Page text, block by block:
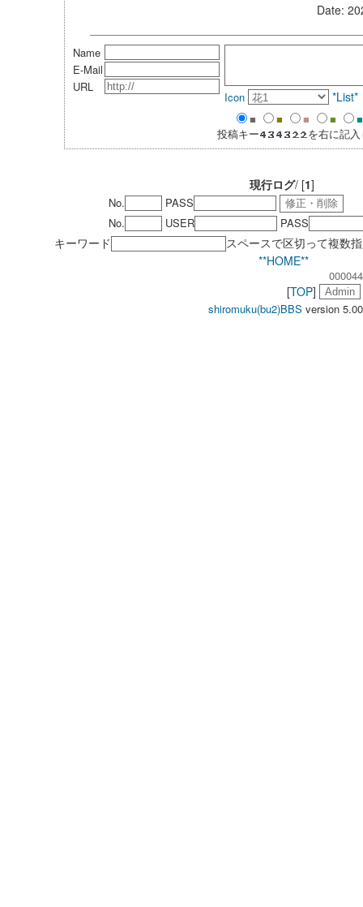
Date:
Name
E-Mail
URL
Icon
■ ■ ■ ■
■
投稿キー
を右に記
現行ログ/ [1]
No.
PASS
No.
USER PASS
キーワード
スペースで区切って複数
**HOME**
000044
[TOP]
shiromuku(bu2)BBS version 5.00